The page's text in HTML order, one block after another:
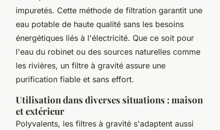
impuretés. Cette méthode de filtration garantit une
eau potable de haute qualité sans les besoins
énergétiques liés à l'électricité. Que ce soit pour
l'eau du robinet ou des sources naturelles comme
les rivières, un filtre à gravité assure une
purification fiable et sans effort.
Utilisation dans diverses situations : maison
et extérieur
Polyvalents, les filtres à gravité s'adaptent aussi